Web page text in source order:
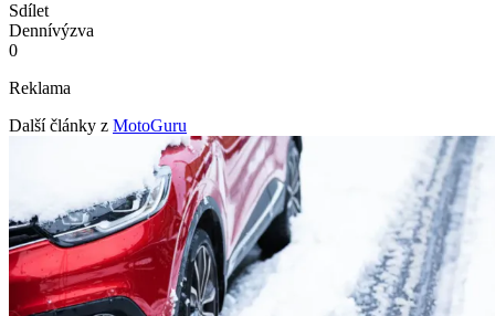
Sdílet
Dennívýzva
0
Reklama
Další články z MotoGuru